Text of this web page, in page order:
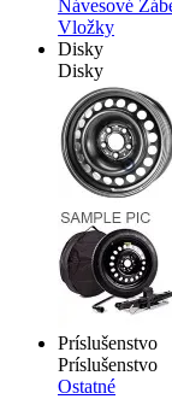
Návesové
Vložky
Disky
Disky
Príslušenstvo
Príslušenstvo
Ostatné